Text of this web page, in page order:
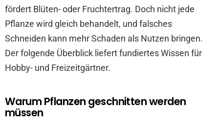
fördert Blüten- oder Fruchtertrag. Doch nicht jede
Pflanze wird gleich behandelt, und falsches
Schneiden kann mehr Schaden als Nutzen bringen.
Der folgende Überblick liefert fundiertes Wissen für
Hobby- und Freizeitgärtner.
Warum Pflanzen geschnitten werden
müssen